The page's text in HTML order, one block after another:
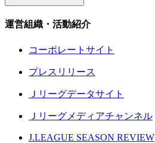
運営組織・活動紹介
コーポレートサイト
プレスリリース
Ｊリーグデータサイト
Ｊリーグメディアチャンネル
J.LEAGUE SEASON REVIEW